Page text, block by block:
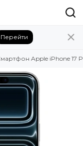
Перейти
Apple iPhone 17